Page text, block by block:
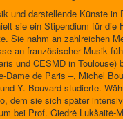
und darstellende Künste in
sie ein Stipendium für die
Sie nahm an zahlreichen
an französischer Musik
und CESMD in Toulouse)
Dame de Paris –, Michel
Y. Bouvard studierte.
dem sie sich später
bei Prof. Giedrė Lukšaitė-